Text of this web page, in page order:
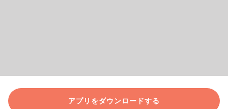
アプリをダウンロードする